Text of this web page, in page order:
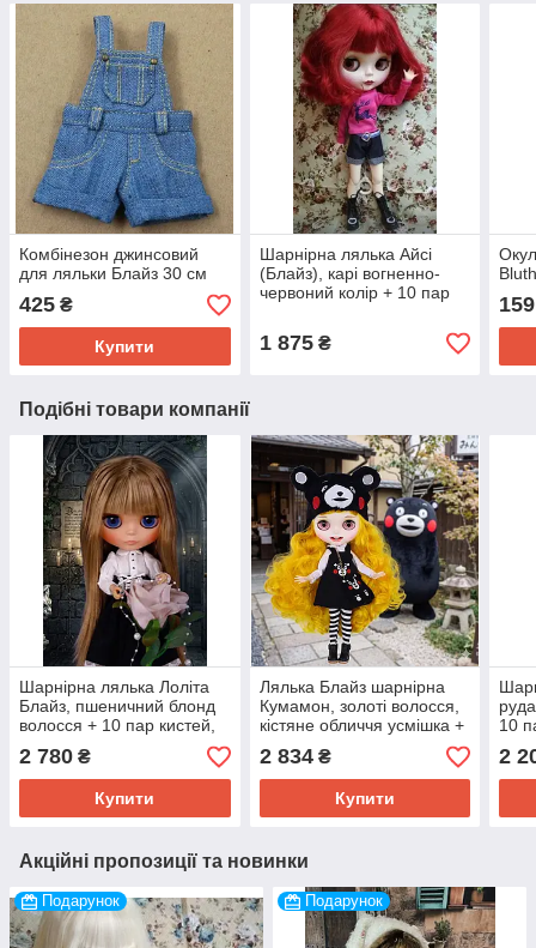
Комбінезон джинсовий
для ляльки Блайз 30 см
425 ₴
Купити
Шарнірна лялька Айсі
(Блайз), карі вогненно-
червоний колір + 10 пар
подарунок
1 875₴
159
Подібні товари компанії
Шарнірна лялька Лоліта
Блайз, пшеничний блонд
волосся + 10 пар кистей,
2 780 ₴
Купити
Лялька Блайз шарнірна
Кумамон, золоті волосся,
кістяне обличчя усмішка +
комплект одяг, взуття
2 834₴
Купити
10
2
Акційні пропозиції та новинки
Подарунок Подарунок